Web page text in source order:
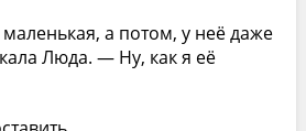
а потом, у неё даже
Люда. — Ну, как я её